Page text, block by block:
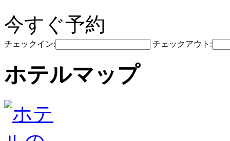
今すぐ予約
チェックイン: チェックアウト:
ホテルマップ